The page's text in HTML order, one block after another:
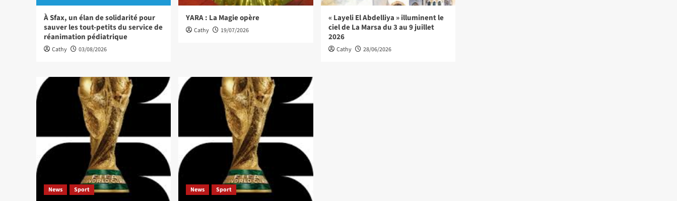
À Sfax, un élan de solidarité pour
sauver les tout-petits du service de
réanimation pédiatrique
Cathy 03/08/2026
YARA : La Magie opère
Cathy 19/07/2026
« Layeli El Abdelliya » illuminent le
ciel de La Marsa du 3 au 9 juillet
2026
Cathy 28/06/2026
News Sport News Sport